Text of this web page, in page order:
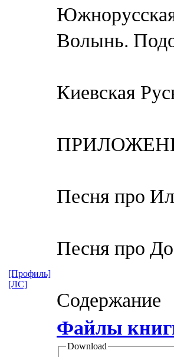
Волынь.
Киевская
Песня про
Песня про
Содержание
Файлы
Download
[Профиль]
[ЛС]